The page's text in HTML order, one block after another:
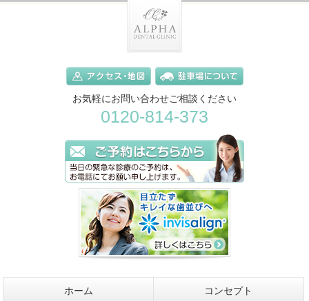
お気軽にお問い合わせご相談ください
0120-814-373
ホーム コンセプト